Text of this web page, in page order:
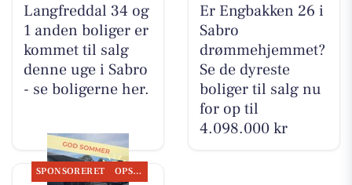
Langfreddal 34 og
1 anden boliger er
kommet til salg
denne uge i Sabro
- se boligerne her.
Er Engbakken 26 i
Sabro
drømmehjemmet?
Se de dyreste
boliger til salg nu
for op til
4.098.000 kr
SPONSORERET OPSLAGSTAVLEN